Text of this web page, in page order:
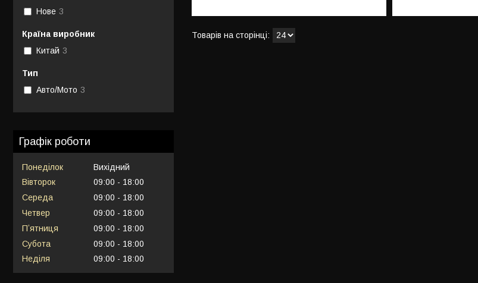
Нове 3
Країна виробник
Китай 3
Тип
Авто/Мото 3
Графік роботи
Понеділок
Вихідний
Вівторок
09:00
18:00
Середа
09:00
18:00
Четвер
09:00
18:00
Пʼятниця
09:00
18:00
Субота
09:00
18:00
Неділя
09:00 18:00